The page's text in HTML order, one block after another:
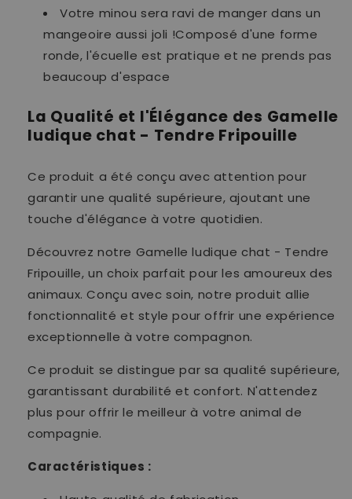
Votre minou sera ravi de manger dans un
mangeoire aussi joli !Composé d'une forme
ronde, l'écuelle est pratique et ne prends pas
beaucoup d'espace
La Qualité et l'Élégance des Gamelle
ludique chat - Tendre Fripouille
Ce produit a été conçu avec attention pour
garantir une qualité supérieure, ajoutant une
touche d'élégance à votre quotidien.
Découvrez notre Gamelle ludique chat - Tendre
Fripouille, un choix parfait pour les amoureux des
animaux. Conçu avec soin, notre produit allie
fonctionnalité et style pour offrir une expérience
exceptionnelle à votre compagnon.
Ce produit se distingue par sa qualité supérieure,
garantissant durabilité et confort. N'attendez
plus pour offrir le meilleur à votre animal de
compagnie.
Caractéristiques :